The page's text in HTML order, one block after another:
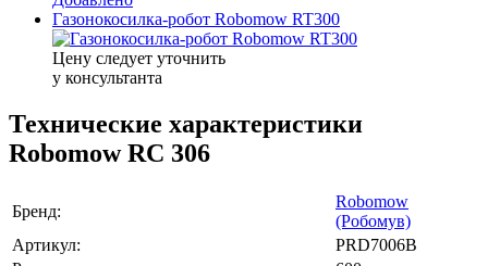
Газонокосилка-робот Robomow RT300
Цену следует уточнить
у консультанта
Технические характеристики
Robomow RС 306
Бренд:
Robomow
(Робомув)
Артикул:
PRD7006B